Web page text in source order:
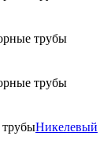
Никелевый